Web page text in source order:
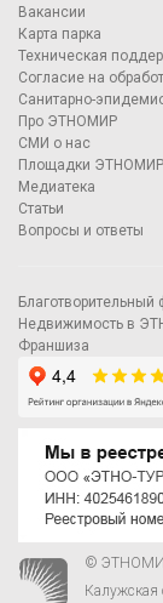
Вакансии
Карта парка
Техническая
Согласие на
Санитарно-
Про ЭТНОМИР
СМИ о нас
Площадки
Медиатека
Статьи
Вопросы и ответы
Недвижимость в
Франшиза
© ЭТНОМИР
Калужская